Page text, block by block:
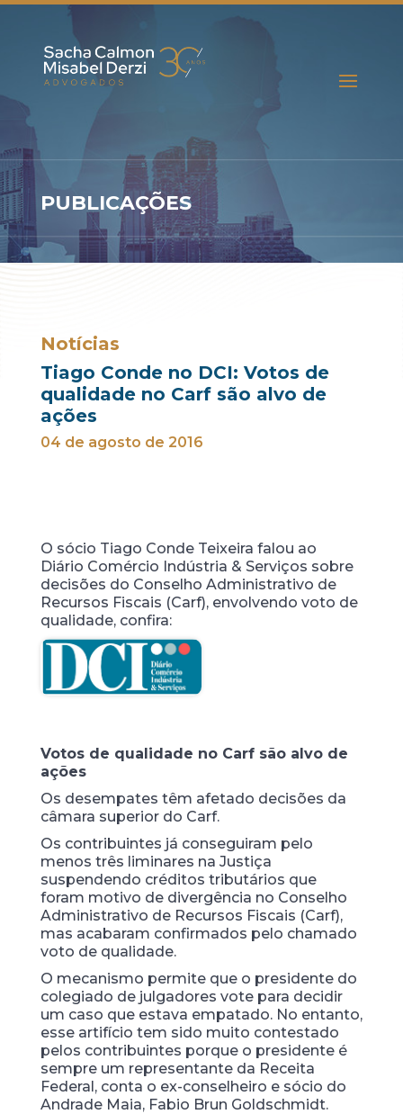
PUBLICAÇÕES
Notícias
Tiago Conde no DCI: Votos de
qualidade no Carf são alvo de
ações
04 de agosto de 2016
O sócio Tiago Conde Teixeira falou ao
Diário Comércio Indústria & Serviços sobre
decisões do Conselho Administrativo de
Recursos Fiscais (Carf), envolvendo voto de
qualidade, confira:
Votos de qualidade no Carf são alvo de
ações
Os desempates têm afetado decisões da
câmara superior do Carf.
Os contribuintes já conseguiram pelo
menos três liminares na Justiça
suspendendo créditos tributários que
foram motivo de divergência no Conselho
Administrativo de Recursos Fiscais (Carf),
mas acabaram confirmados pelo chamado
voto de qualidade.
O mecanismo permite que o presidente do
colegiado de julgadores vote para decidir
um caso que estava empatado. No entanto,
esse artifício tem sido muito contestado
pelos contribuintes porque o presidente é
sempre um representante da Receita
Federal, conta o ex-conselheiro e sócio do
Andrade Maia, Fabio Brun Goldschmidt.